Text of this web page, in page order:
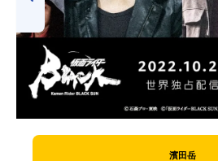
濱田岳